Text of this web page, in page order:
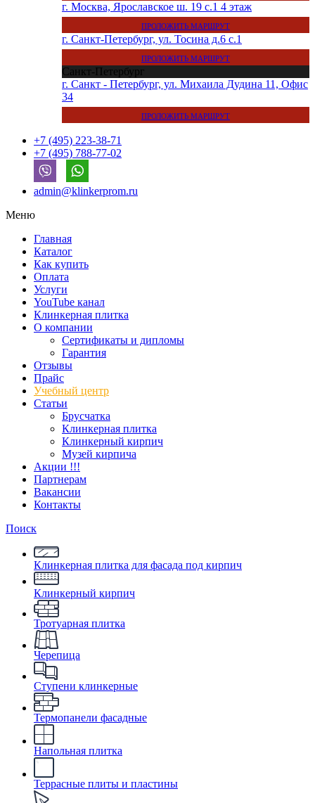
г. Москва, Ярославское ш. 19 с.1 4 этаж
ПРОЛОЖИТЬ МАРШРУТ
г. Санкт-Петербург, ул. Тосина д.6 с.1
ПРОЛОЖИТЬ МАРШРУТ
Санкт-Петербург
г. Санкт - Петербург, ул. Михаила Дудина 11, Офис
34
ПРОЛОЖИТЬ МАРШРУТ
+7 (495) 223-38-71
+7 (495) 788-77-02
admin@klinkerprom.ru
Меню
Главная
Каталог
Как купить
Оплата
Услуги
YouTube канал
Клинкерная плитка
О компании
Сертификаты и дипломы
Гарантия
Отзывы
Прайс
Учебный центр
Статьи
Брусчатка
Клинкерная плитка
Клинкерный кирпич
Музей кирпича
Акции !!!
Партнерам
Вакансии
Контакты
Поиск
Клинкерная плитка для фасада под кирпич
Клинкерный кирпич
Тротуарная плитка
Черепица
Ступени клинкерные
Термопанели фасадные
Напольная плитка
Террасные плиты и пластины